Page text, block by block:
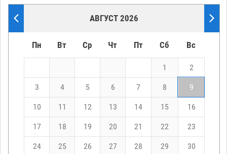
АВГУСТ 2026
Пн Вт Ср Чт Пт Сб Вс
1 2
3 4 5 6 7 8 9
10 11 12 13 14 15 16
17 18 19 20 21 22 23
24 25 26 27 28 29 30